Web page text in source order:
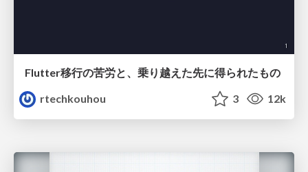
Flutter移行の苦労と、乗り越えた先に得られたもの
rtechkouhou
3 12k